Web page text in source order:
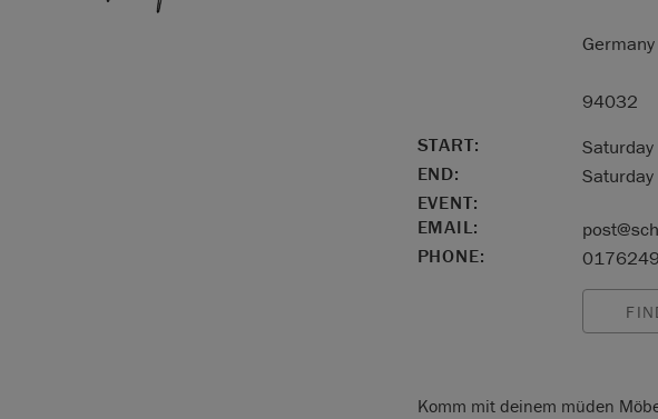
Germany
94032
START:
END:
EVENT:
EMAIL:
PHONE:
Komm mit deinem müden